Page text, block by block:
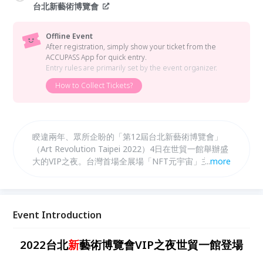
台北新藝術博覽會
Offline Event
After registration, simply show your ticket from the
ACCUPASS App for quick entry.
Entry rules are primarily set by the event organizer.
How to Collect Tickets?
睽違兩年、眾所企盼的「第12屆台北新藝術博覽會」
（Art Revolution Taipei 2022）4日在世貿一館舉辦盛
大的VIP之夜。台灣首場全展場「NFT元宇宙」主題藝
不斷。副市長黃珊珊也特別蒞臨會場參觀，力挺台灣藝
...more
Event Introduction
2022台北新藝術博覽會VIP之夜世貿一館登場